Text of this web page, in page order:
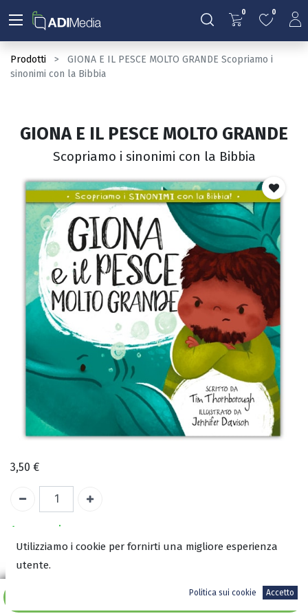
0 0
Prodotti
GIONA E IL PESCE MOLTO GRANDE Scopriamo i
sinonimi con la Bibbia
Aggiungi al carrello
GIONA E IL PESCE MOLTO GRANDE
Scopriamo i sinonimi con la Bibbia
3,50 €
A magazzino
COD: 3018
Utilizziamo i cookie per fornirti una migliore esperienza
utente.
Politica sui cookie Accetto